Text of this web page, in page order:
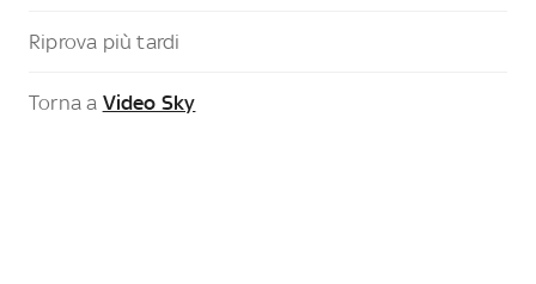
Riprova più tardi
Torna a Video Sky